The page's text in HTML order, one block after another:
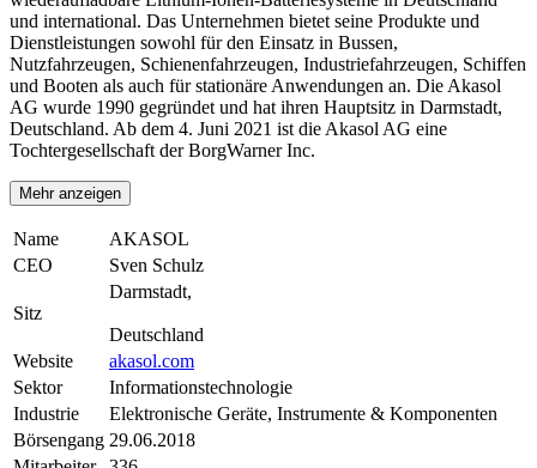
und international. Das Unternehmen bietet seine Produkte und
Dienstleistungen sowohl für den Einsatz in Bussen,
Nutzfahrzeugen, Schienenfahrzeugen, Industriefahrzeugen, Schiffen
und Booten als auch für stationäre Anwendungen an. Die Akasol
AG wurde 1990 gegründet und hat ihren Hauptsitz in Darmstadt,
Deutschland. Ab dem 4. Juni 2021 ist die Akasol AG eine
Tochtergesellschaft der BorgWarner Inc.
Mehr anzeigen
Name
AKASOL
CEO
Sven Schulz
Sitz
Darmstadt,
Deutschland
Website
akasol.com
Sektor
Informationstechnologie
Industrie
Elektronische Geräte, Instrumente & Komponenten
Börsengang 29.06.2018